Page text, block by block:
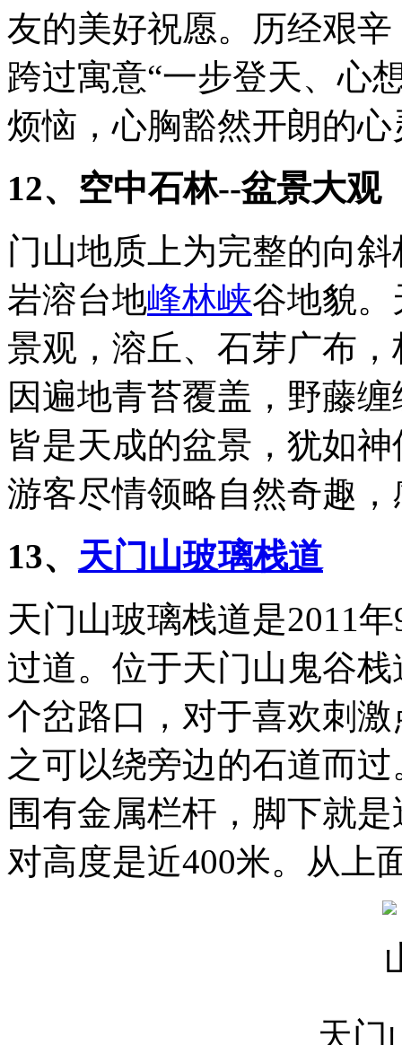
友的美好祝愿。历经艰
跨过寓意“一步登天、心
烦恼，心胸豁然开朗的
12、空中石林--盆景大观
门山地质上为完整的向
岩溶台地峰林峡谷地貌
景观，溶丘、石芽广布
因遍地青苔覆盖，野藤
皆是天成的盆景，犹如
游客尽情领略自然奇趣
13、 天门山玻璃栈道
天门山玻璃栈道是2011
过道。位于天门山鬼谷
个岔路口，对于喜欢刺
之可以绕旁边的石道而
围有金属栏杆，脚下就
对高度是近400米。从上
天门